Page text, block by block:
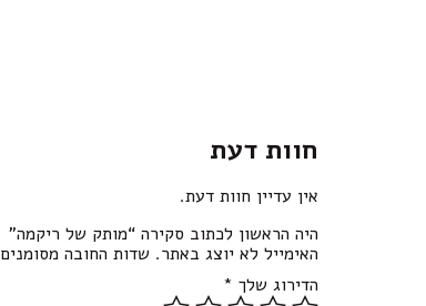
חוות דעת
אין עדיין חוות דעת.
היה הראשון לכתוב סקירה “מותק של ריקמה”
האימייל לא יוצג באתר. שדות החובה מסומנים
הדירוג שלך *